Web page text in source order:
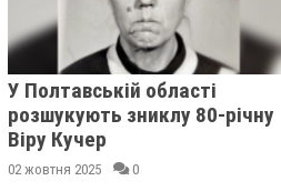
У Полтавській області
розшукують зниклу 80-річну
Віру Кучер
02 жовтня 2025 0